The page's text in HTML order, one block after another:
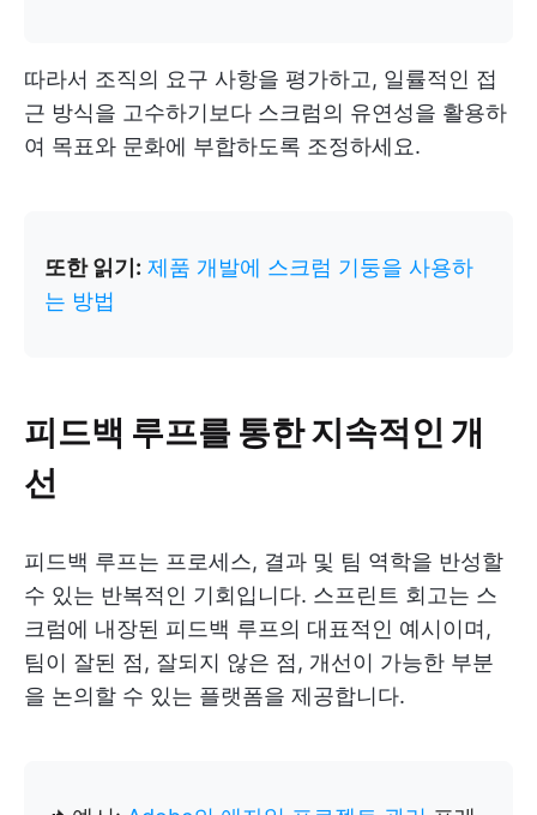
따라서 조직의 요구 사항을 평가하고, 일률적인 접
근 방식을 고수하기보다 스크럼의 유연성을 활용하
여 목표와 문화에 부합하도록 조정하세요.
또한 읽기: 제품 개발에 스크럼 기둥을 사용하
는 방법
피드백 루프를 통한 지속적인 개
선
피드백 루프는 프로세스, 결과 및 팀 역학을 반성할
수 있는 반복적인 기회입니다. 스프린트 회고는 스
크럼에 내장된 피드백 루프의 대표적인 예시이며,
팀이 잘된 점, 잘되지 않은 점, 개선이 가능한 부분
을 논의할 수 있는 플랫폼을 제공합니다.